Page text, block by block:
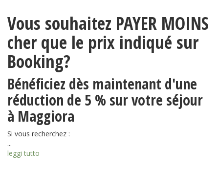
Vous souhaitez PAYER MOINS
cher que le prix indiqué sur
Booking?
Bénéficiez dès maintenant d'une
réduction de 5 % sur votre séjour
à Maggiora
Si vous recherchez :
...
leggi tutto